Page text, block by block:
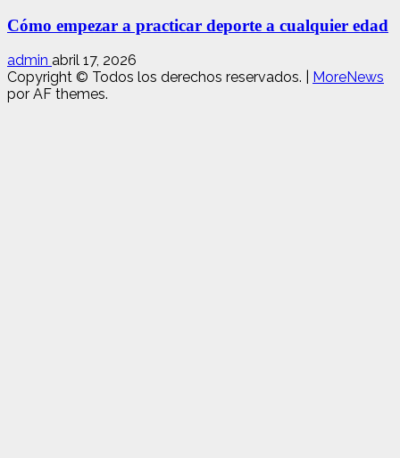
Cómo empezar a practicar deporte a cualquier edad
admin abril 17, 2026
Copyright © Todos los derechos reservados.
MoreNews
por AF themes.